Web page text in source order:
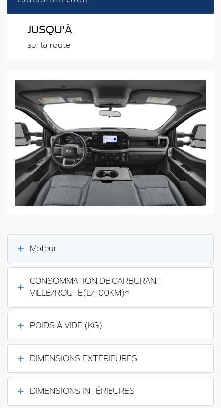
JUSQU'À
sur la route
Previous Next
Moteur
CONSOMMATION DE CARBURANT
VILLE/ROUTE(L/100KM)*
POIDS À VIDE (KG)
DIMENSIONS EXTÉRIEURES
DIMENSIONS INTÉRIEURES